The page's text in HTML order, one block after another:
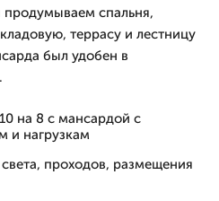
продумываем спальня,
террасу и лестницу
был удобен в
на 8 с мансардой с
и нагрузкам
проходов, размещения